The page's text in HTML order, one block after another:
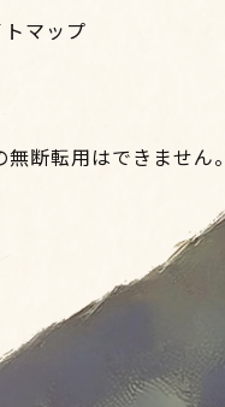
トマップ
断転用はできません。